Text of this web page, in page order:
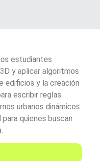
estudiantes
y aplicar algoritmos
edificios y la creación
escribir reglas
urbanos dinámicos
quienes buscan